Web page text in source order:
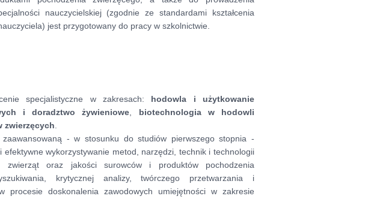
nauczycielskiej (zgodnie ze standardami kształcenia
jest przygotowany do pracy w szkolnictwie.
specjalistyczne w zakresach: hodowla i użytkowanie
i doradztwo żywieniowe, biotechnologia w hodowli
zwierzęcych.
- w stosunku do studiów pierwszego stopnia -
wykorzystywanie metod, narzędzi, technik i technologii
zwierząt oraz jakości surowców i produktów pochodzenia
krytycznej analizy, twórczego przetwarzania i
procesie doskonalenia zawodowych umiejętności w zakresie